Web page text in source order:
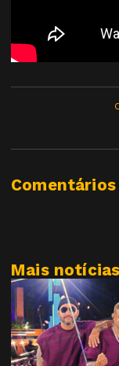
Comentários
Mais notícias